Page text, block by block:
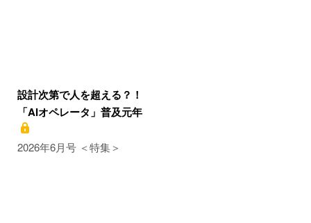
設計次第で人を超える？！
「AIオペレータ」普及元年
2026年6月号 ＜特集＞